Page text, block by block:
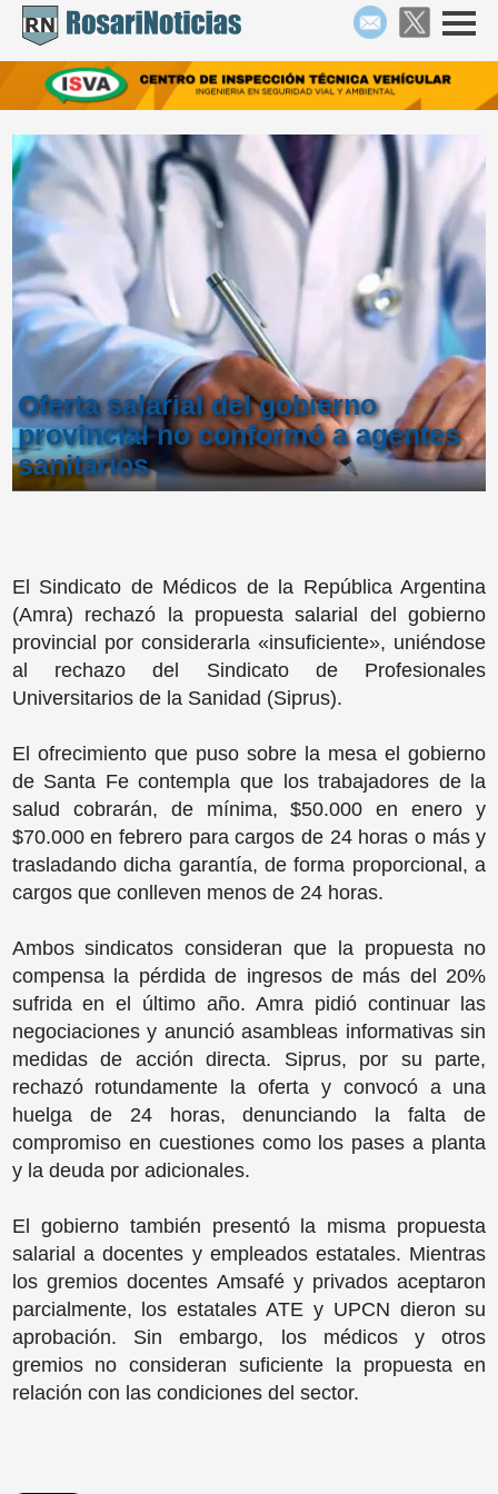
Oferta salarial del gobierno
provincial no conformó a agentes
sanitarios
El Sindicato de Médicos de la República Argentina
(Amra) rechazó la propuesta salarial del gobierno
provincial por considerarla «insuficiente», uniéndose
al rechazo del Sindicato de Profesionales
Universitarios de la Sanidad (Siprus).
El ofrecimiento que puso sobre la mesa el gobierno
de Santa Fe contempla que los trabajadores de la
salud cobrarán, de mínima, $50.000 en enero y
$70.000 en febrero para cargos de 24 horas o más y
trasladando dicha garantía, de forma proporcional, a
cargos que conlleven menos de 24 horas.
Ambos sindicatos consideran que la propuesta no
compensa la pérdida de ingresos de más del 20%
sufrida en el último año. Amra pidió continuar las
negociaciones y anunció asambleas informativas sin
medidas de acción directa. Siprus, por su parte,
rechazó rotundamente la oferta y convocó a una
huelga de 24 horas, denunciando la falta de
compromiso en cuestiones como los pases a planta
y la deuda por adicionales.
El gobierno también presentó la misma propuesta
salarial a docentes y empleados estatales. Mientras
los gremios docentes Amsafé y privados aceptaron
parcialmente, los estatales ATE y UPCN dieron su
aprobación. Sin embargo, los médicos y otros
gremios no consideran suficiente la propuesta en
relación con las condiciones del sector.